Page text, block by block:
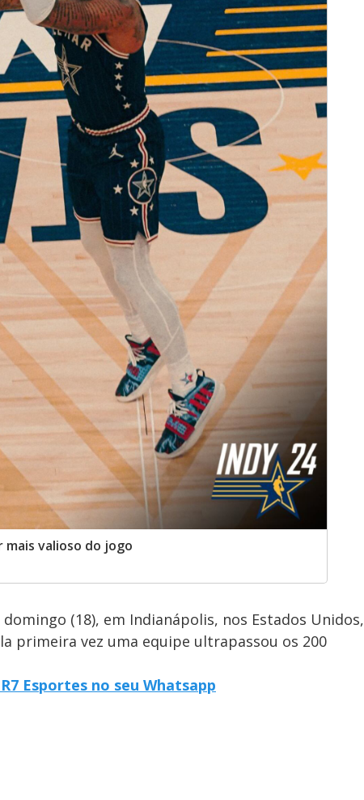
valioso do jogo
(18), em Indianápolis, nos Estados Unidos,
primeira vez uma equipe ultrapassou os 200
Esportes no seu Whatsapp